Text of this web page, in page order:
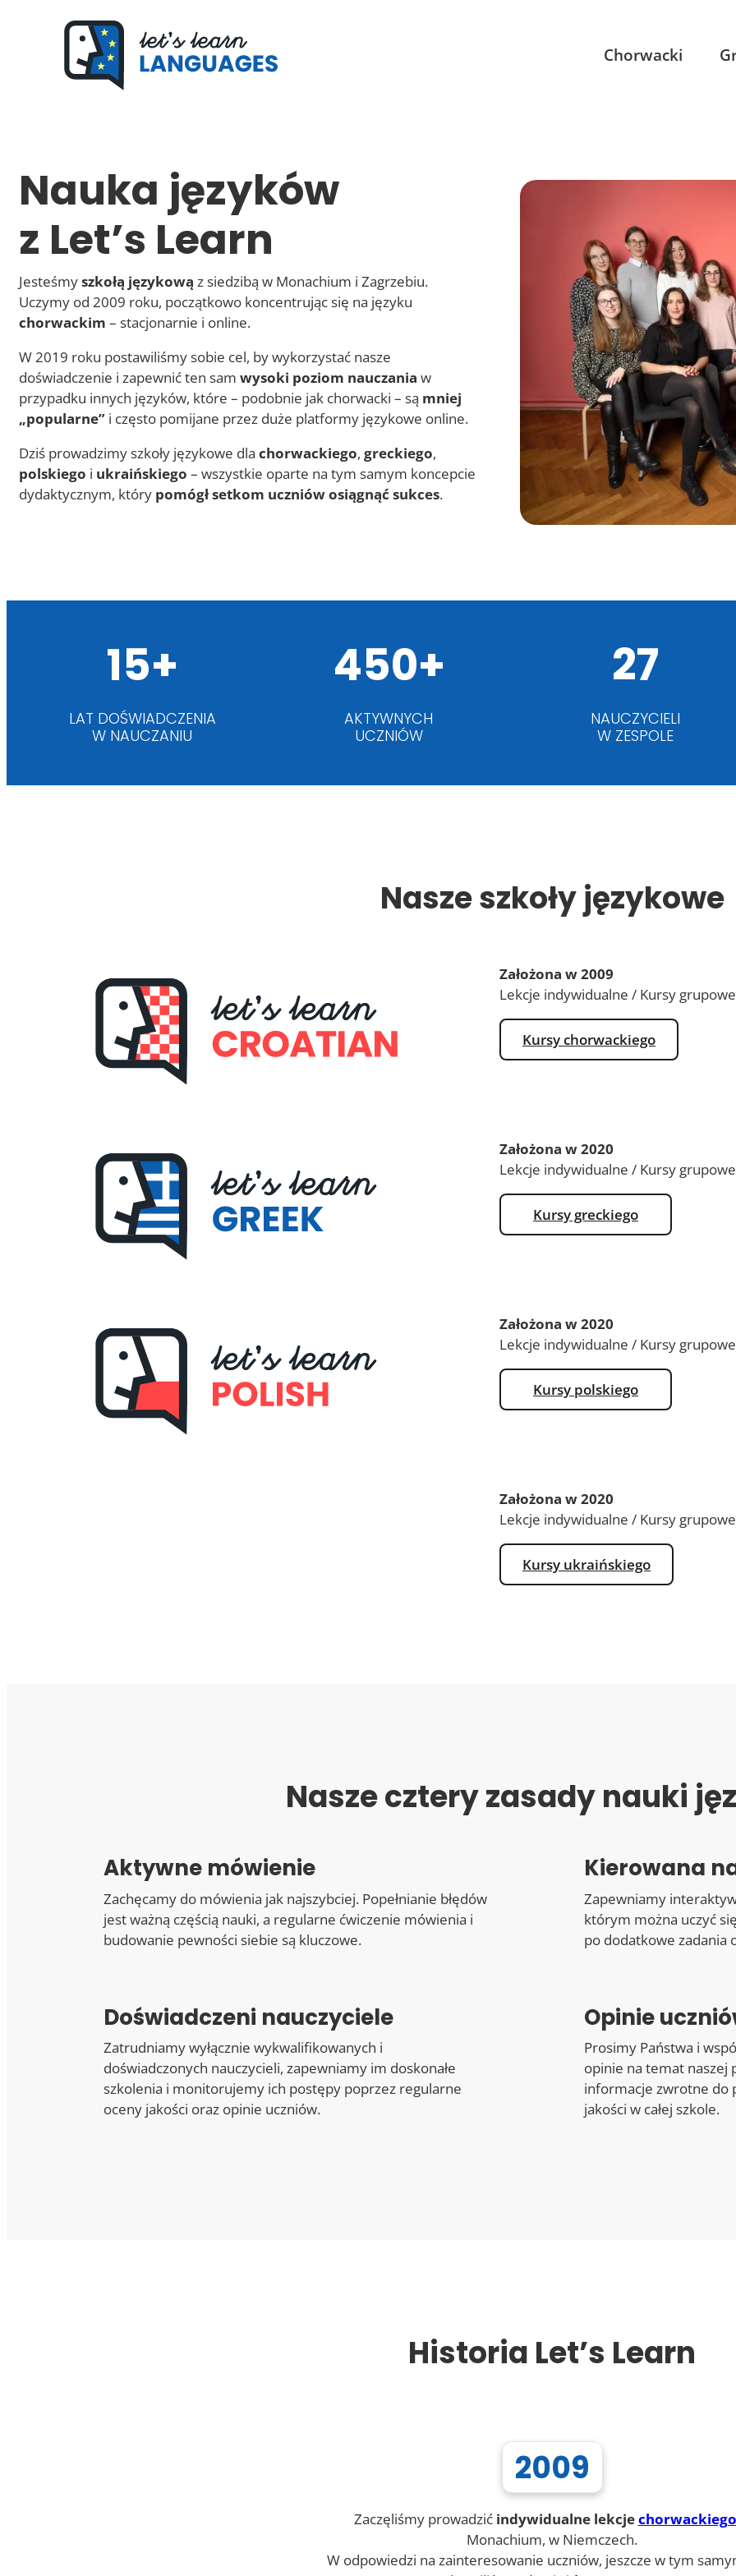
Chorwacki
Nauka języków
z Let’s Learn
Jesteśmyszkołą językową z siedzibą w Monachium i Zagrzebiu.
Uczymy od 2009 roku, początkowo koncentrując się na języku
chorwackim – stacjonarnie i online.
W 2019 roku postawiliśmy sobie cel, by wykorzystać nasze
doświadczenie i zapewnić ten sam wysoki poziom nauczania w
przypadku innych języków, które – podobnie jak chorwacki – są mniej
„popularne” i często pomijane przez duże platformy językowe online.
Dziś prowadzimy szkoły językowe dla chorwackiego, greckiego,
polskiego i ukraińskiego – wszystkie oparte na tym samym koncepcie
dydaktycznym, który pomógł setkom uczniów osiągnąć sukces.
15+
LAT DOŚWIADCZENIA
W NAUCZANIU
450+
AKTYWNYCH
UCZNIÓW
27
NAUCZYCIELI
W ZESPOLE
Nasze szkoły językowe
Założona w 2009
Lekcje indywidualne / Kursy
Kursy chorwackiego
Założona w 2020
Lekcje indywidualne / Kursy grupowe
Kursy greckiego
Założona w 2020
Lekcje indywidualne / Kursy grupowe
Kursy polskiego
Założona w 2020
Lekcje indywidualne / Kursy grupowe
Kursy ukraińskiego
Nasze cztery zasady nauki
Aktywne mówienie
Zachęcamy do mówienia jak najszybciej. Popełnianie błędów
jest ważną częścią nauki, a regularne ćwiczenie mówienia i
budowanie pewności siebie są kluczowe.
Kierowana
Zapewniamy
którym można uczyć
po dodatkowe zadania
Doświadczeni nauczyciele
Zatrudniamy wyłącznie wykwalifikowanych i
doświadczonych nauczycieli, zapewniamy im doskonałe
szkolenia i monitorujemy ich postępy poprzez regularne
oceny jakości oraz opinie uczniów.
Opinie
Prosimy Państwa i
opinie na temat naszej
informacje zwrotne do
jakości w całej szkole.
Historia Let’s Learn
2009
Zaczęliśmy prowadzić indywidualne lekcjechorwackiego
Monachium, w Niemczech.
W odpowiedzi na zainteresowanie uczniów, jeszcze w tym